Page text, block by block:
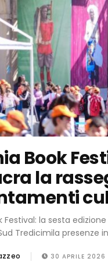
Book
la
Festival: la sesta
Tredicimila presenze
30 APRILE 2026